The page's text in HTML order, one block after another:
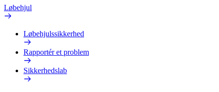
Løbehjul
Løbehjulssikkerhed
Rapportér et problem
Sikkerhedslab